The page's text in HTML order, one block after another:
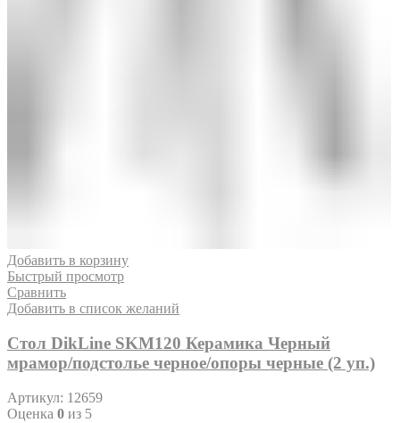
Добавить в корзину
Быстрый просмотр
Сравнить
Добавить в список желаний
Стол DikLine SKM120 Керамика Черный
мрамор/подстолье черное/опоры черные (2 уп.)
Артикул: 12659
Оценка 0 из 5